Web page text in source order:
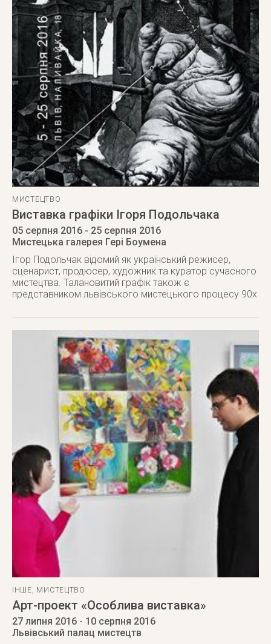
МИСТЕЦТВО
Виставка графіки Ігоря Подольчака
05 серпня 2016 - 25 серпня 2016
Мистецька галерея Гері Боумена
Ігор Подольчак відомий як український режисер,
сценарист, продюсер, художник та куратор сучасного
мистецтва. Талановитий графік також є
представником львівського мистецького процесу 90х
ІНШЕ, МИСТЕЦТВО
Арт-проект «Особлива виставка»
27 липня 2016 - 10 серпня 2016
Львівський палац мистецтв